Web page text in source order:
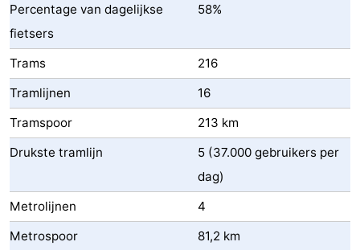
Percentage van dagelijkse
fietsers
58%
Trams
216
Tramlijnen
16
Tramspoor
213 km
Drukste tramlijn
5 (37.000 gebruikers per
dag)
Metrolijnen
4
Metrospoor
81,2 km